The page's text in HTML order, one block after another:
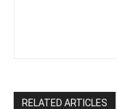
RELATED ARTICLES